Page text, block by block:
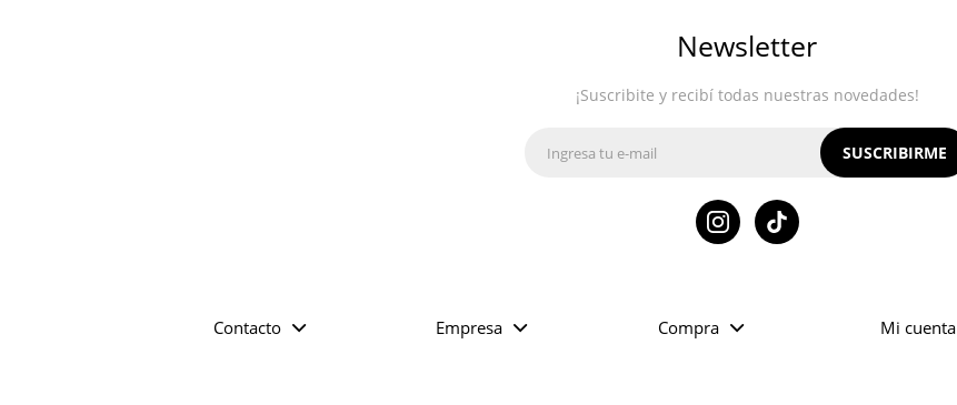
Contacto Empresa Compra Mi cuenta
Newsletter
¡Suscribite y recibí todas nuestras novedades!
SUSCRIBIRME
